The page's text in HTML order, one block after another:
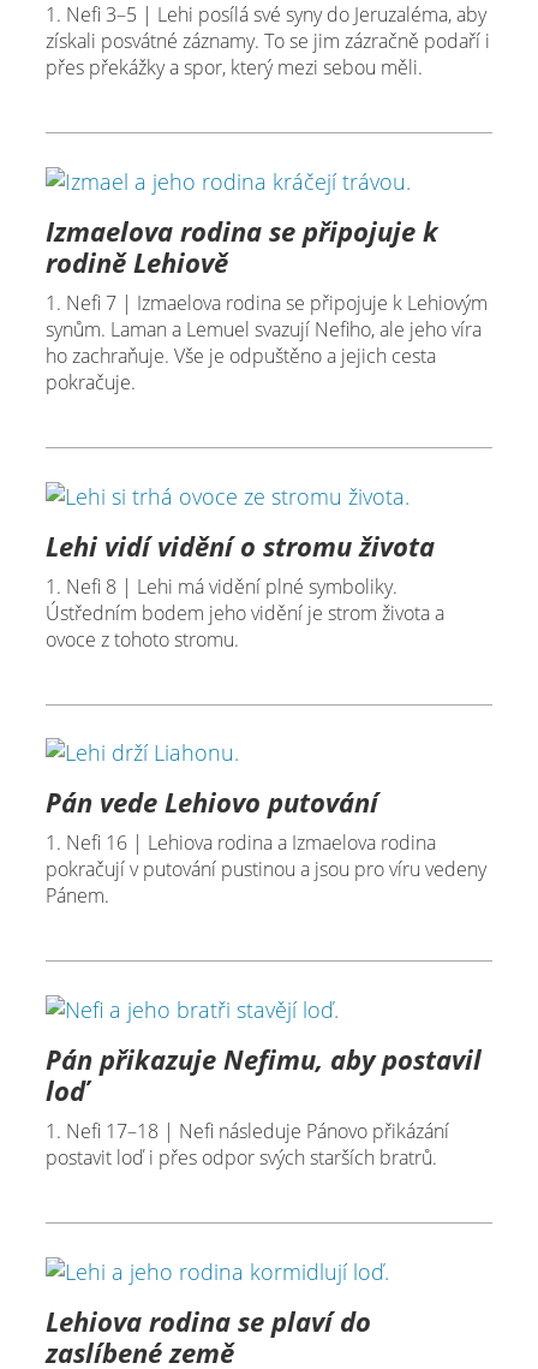
1. Nefi 3–5 | Lehi posílá své syny do Jeruzaléma, aby
získali posvátné záznamy. To se jim zázračně podaří i
přes překážky a spor, který mezi sebou měli.
Izmaelova rodina se připojuje k
rodině Lehiově
1. Nefi 7 | Izmaelova rodina se připojuje k Lehiovým
synům. Laman a Lemuel svazují Nefiho, ale jeho víra
ho zachraňuje. Vše je odpuštěno a jejich cesta
pokračuje.
Lehi vidí vidění o stromu života
1. Nefi 8 | Lehi má vidění plné symboliky.
Ústředním bodem jeho vidění je strom života a
ovoce z tohoto stromu.
Pán vede Lehiovo putování
1. Nefi 16 | Lehiova rodina a Izmaelova rodina
pokračují v putování pustinou a jsou pro víru vedeny
Pánem.
Pán přikazuje Nefimu, aby postavil
loď
1. Nefi 17–18 | Nefi následuje Pánovo přikázání
postavit loď i přes odpor svých starších bratrů.
Lehiova rodina se plaví do
zaslíbené země